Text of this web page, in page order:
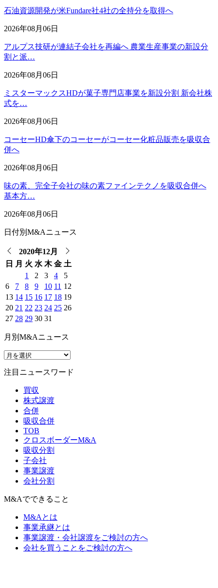
石油資源開発が米Fundare社4社の全持分を取得へ
2026年08月06日
アルプス技研が連結子会社を再編へ 農業生産事業の新設分
割と派…
2026年08月06日
ミスターマックスHDが菓子専門店事業を新設分割 新会社株
式を…
2026年08月06日
コーセーHD傘下のコーセーがコーセー化粧品販売を吸収合
併へ
2026年08月06日
味の素、完全子会社の味の素ファインテクノを吸収合併へ
基本方…
2026年08月06日
日付別M&Aニュース
2020年12月
日
月 火 水 木 金 土
1
2 3 4
5
6
7 8 9 10 11 12
13 14 15 16 17 18 19
20 21 22 23 24 25 26
27 28 29 30 31
月別M&Aニュース
注目ニュースワード
買収
株式譲渡
合併
吸収合併
TOB
クロスボーダーM&A
吸収分割
子会社
事業譲渡
会社分割
M&Aでできること
M&Aとは
事業承継とは
事業譲渡・会社譲渡をご検討の方へ
会社を買うことをご検討の方へ